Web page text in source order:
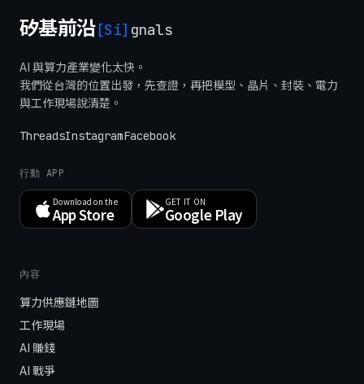
矽基前沿[Si] gnals
AI 與算力產業變化太快。
我們從台灣的位置出發，先查證，再把模型、晶片、封裝、電力
與工作現場說清楚。
ThreadsInstagramFacebook
行動 APP
Download on the
App Store
GET IT ON
Google Play
內容
算力供應鏈地圖
工作現場
AI 賺錢
AI 戰爭